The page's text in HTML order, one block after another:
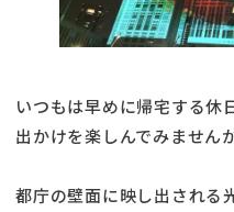
いつもは早めに帰宅する休
出かけを楽しんでみませんか
都庁の壁面に映し出される